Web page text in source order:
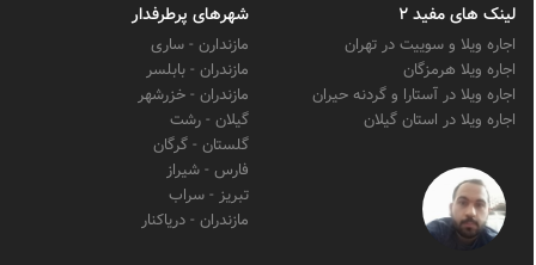
لینک های مفید 2
اجاره ویلا و سوییت در تهران
اجاره ویلا هرمزگان
اجاره ویلا در آستارا و گردنه حیران
اجاره ویلا در استان گیلان
شهرهای پرطرفدار
مازندارن - ساری
مازندران - بابلسر
مازندران - خزرشهر
گیلان - رشت
گلستان - گرگان
فارس - شیراز
تبریز - سراب
مازندران - دریاکنار